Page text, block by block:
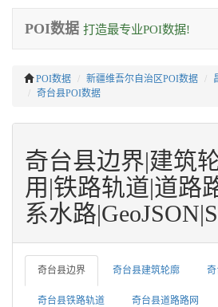
POI数据 打造最专业POI数据!
POI数据 新疆维吾尔自治区POI数据
奇台县POI数据
奇台县边界|建筑
用|铁路轨道|道路
系水路
奇台县边界 奇台县建筑轮廓 奇
奇台县铁路轨道 奇台县道路路网